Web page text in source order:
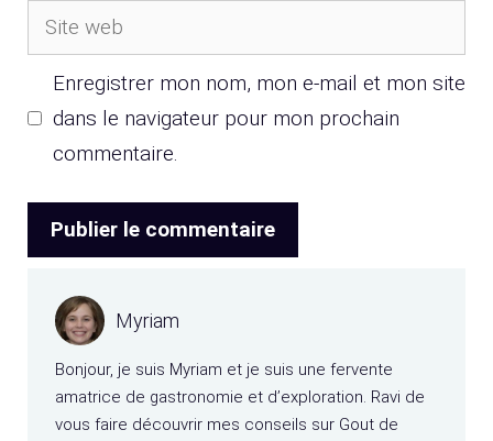
Site
web
Enregistrer mon nom, mon e-mail et mon site
dans le navigateur pour mon prochain
commentaire.
Myriam
Bonjour, je suis Myriam et je suis une fervente
amatrice de gastronomie et d’exploration. Ravi de
vous faire découvrir mes conseils sur Gout de